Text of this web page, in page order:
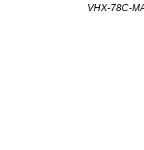
VHX-78C-